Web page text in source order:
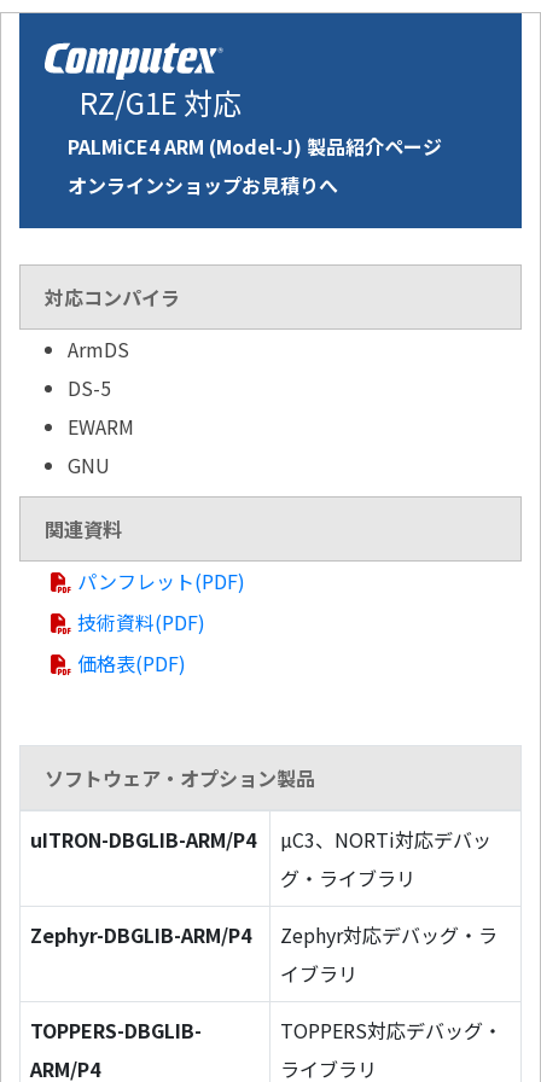
RZ/G1E 対応
PALMiCE4 ARM (Model-J) 製品紹介ページ
オンラインショップお見積りへ
対応コンパイラ
ArmDS
DS-5
EWARM
GNU
関連資料
パンフレット(PDF)
技術資料(PDF)
価格表(PDF)
ソフトウェア・オプション製品
uITRON-DBGLIB-ARM/P4
µC3、NORTi対応デバッ
グ・ライブラリ
Zephyr-DBGLIB-ARM/P4
Zephyr対応デバッグ・ラ
イブラリ
TOPPERS-DBGLIB-
ARM/P4
TOPPERS対応デバッグ・
ライブラリ